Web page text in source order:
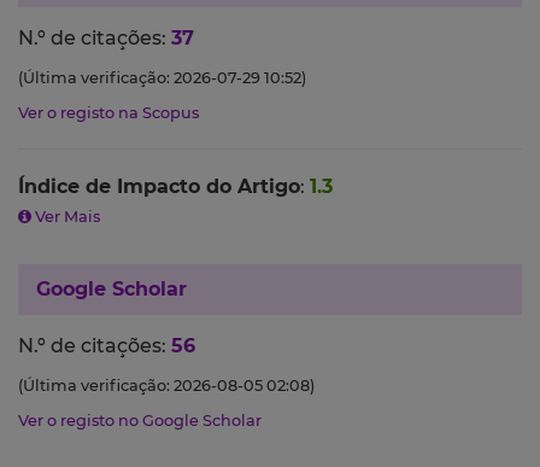
N.º de citações: 37
(Última verificação: 2026-07-29 10:52)
Ver o registo na Scopus
Índice de Impacto do Artigo: 1.3
Ver Mais
Google Scholar
N.º de citações: 56
(Última verificação: 2026-08-05 02:08)
Ver o registo no Google Scholar